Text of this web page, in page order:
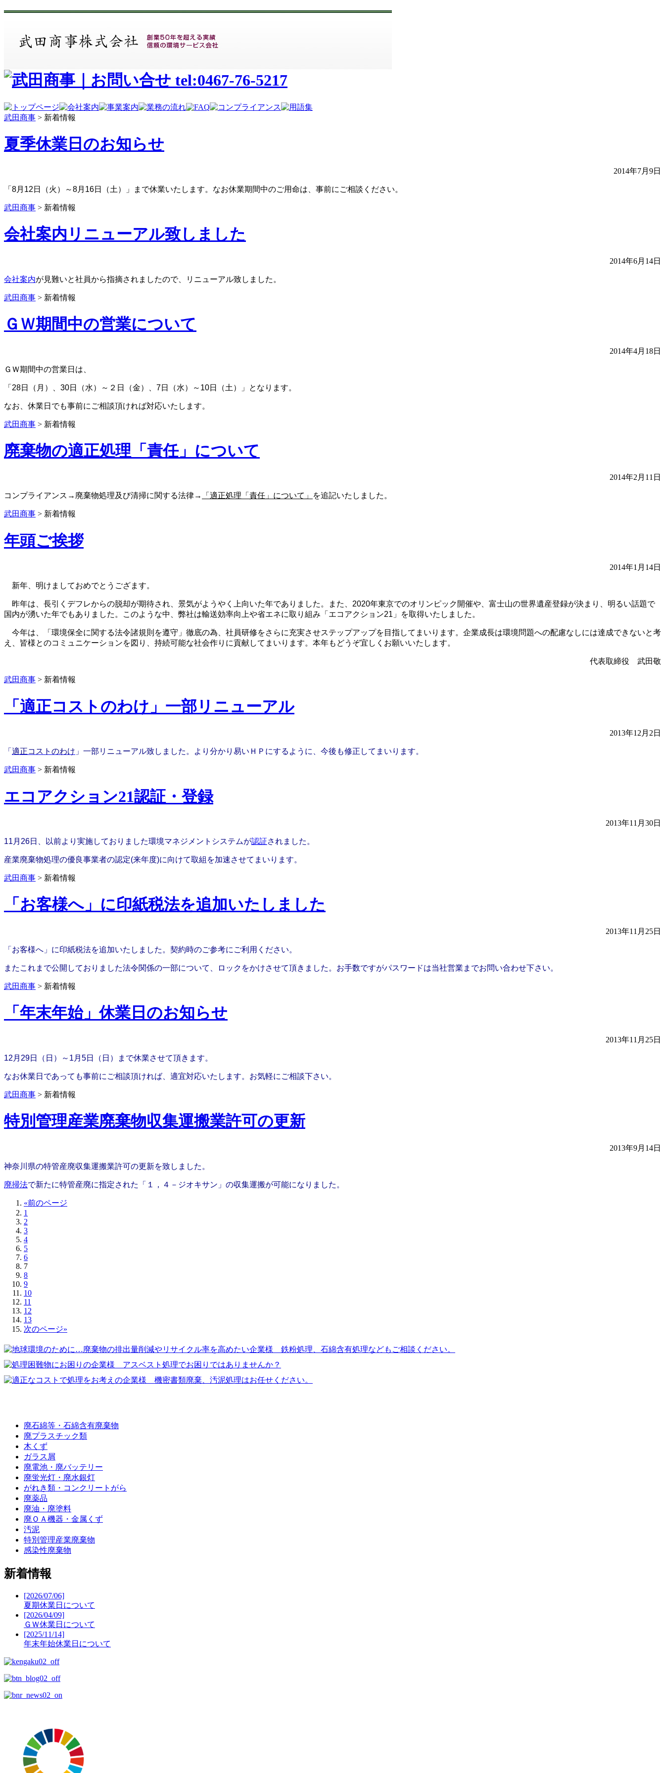
武田商事 > 新着情報
夏季休業日のお知らせ
2014年7月9日
「8月12日（火）～8月16日（土）」まで休業いたします。なお休業期間中のご用命は、事前にご相談ください。
武田商事 > 新着情報
会社案内リニューアル致しました
2014年6月14日
会社案内が見難いと社員から指摘されましたので、リニューアル致しました。
武田商事 > 新着情報
ＧＷ期間中の営業について
2014年4月18日
ＧＷ期間中の営業日は、
「28日（月）、30日（水）～２日（金）、7日（水）～10日（土）」となります。
なお、休業日でも事前にご相談頂ければ対応いたします。
武田商事 > 新着情報
廃棄物の適正処理「責任」について
2014年2月11日
コンプライアンス→廃棄物処理及び清掃に関する法律→ 「適正処理「責任」について」 を追記いたしました。
武田商事 > 新着情報
年頭ご挨拶
2014年1月14日
新年、明けましておめでとうござます。
昨年は、長引くデフレからの脱却が期待され、景気がようやく上向いた年でありました。また、2020年東京でのオリンピック開催や、富士山の世界遺産登録が決まり、明るい話題で
国内が湧いた年でもありました。このような中、弊社は輸送効率向上や省エネに取り組み「エコアクション21」を取得いたしました。
今年は、「環境保全に関する法令諸規則を遵守」徹底の為、社員研修をさらに充実させステップアップを目指してまいります。企業成長は環境問題への配慮なしには達成できないと考
え、皆様とのコミュニケーションを図り、持続可能な社会作りに貢献してまいります。本年もどうぞ宜しくお願いいたします。
代表取締役 武田敬
武田商事 > 新着情報
「適正コストのわけ」一部リニューアル
2013年12月2日
「 適正コストのわけ 」一部リニューアル致しました。より分かり易いＨＰにするように、今後も修正してまいります。
武田商事 > 新着情報
エコアクション21認証・登録
2013年11月30日
11月26日、以前より実施しておりました環境マネジメントシステムが認証されました。
産業廃棄物処理の優良事業者の認定(来年度)に向けて取組を加速させてまいります。
武田商事 > 新着情報
「お客様へ」に印紙税法を追加いたしました
2013年11月25日
「お客様へ」に印紙税法を追加いたしました。契約時のご参考にご利用ください。
またこれまで公開しておりました法令関係の一部について、ロックをかけさせて頂きました。お手数ですがパスワードは当社営業までお問い合わせ下さい。
武田商事 > 新着情報
「年末年始」休業日のお知らせ
2013年11月25日
12月29日（日）～1月5日（日）まで休業させて頂きます。
なお休業日であっても事前にご相談頂ければ、適宜対応いたします。お気軽にご相談下さい。
武田商事 > 新着情報
特別管理産業廃棄物収集運搬業許可の更新
2013年9月14日
神奈川県の特管産廃収集運搬業許可の更新を致しました。
廃掃法で新たに特管産廃に指定された「１，４－ジオキサン」の収集運搬が可能になりました。
«前のページ
1
2
3
4
5
6
7
8
9
10
11
12
13
次のページ»
廃石綿等・石綿含有廃棄物
廃プラスチック類
木くず
ガラス屑
廃電池・廃バッテリー
廃蛍光灯・廃水銀灯
がれき類・コンクリートがら
廃薬品
廃油・廃塗料
廃ＯＡ機器・金属くず
汚泥
特別管理産業廃棄物
感染性廃棄物
新着情報
[2026/07/06]
夏期休業日について
[2026/04/09]
ＧＷ休業日について
[2025/11/14]
年末年始休業日について